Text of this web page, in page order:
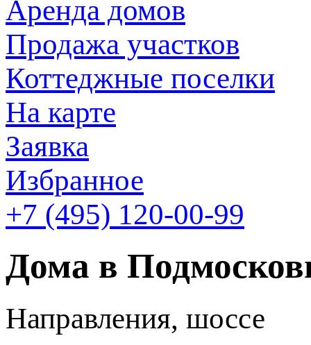
Аренда домов
Продажа участков
Коттеджные поселки
На карте
Заявка
Избранное
+7 (495) 120-00-99
Дома в
Направления, шоссе